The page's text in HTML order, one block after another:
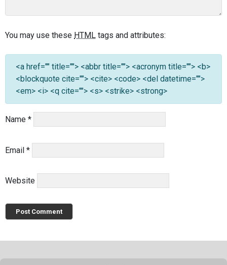
You may use these HTML tags and attributes:
<a href="" title=""> <abbr title=""> <acronym title=""> <b>
<blockquote cite=""> <cite> <code> <del datetime="">
<em> <i> <q cite=""> <s> <strike> <strong>
Name *
Email *
Website